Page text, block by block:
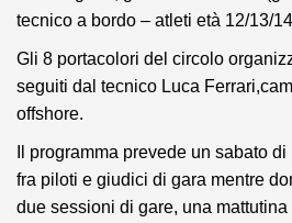
tecnico a bordo – atleti età 12/13/
Gli 8 portacolori del circolo
seguiti dal tecnico Luca
offshore.
Il programma prevede un sabato
fra piloti e giudici di gara mentre
due sessioni di gare, una